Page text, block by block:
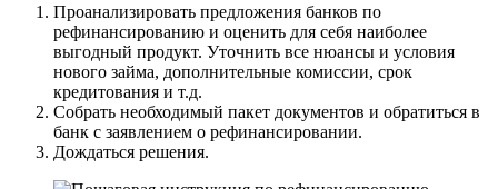
Проанализировать предложения банков по
рефинансированию и оценить для себя наиболее
выгодный продукт. Уточнить все нюансы и условия
нового займа, дополнительные комиссии, срок
кредитования и т.д.
Собрать необходимый пакет документов и обратиться в
банк с заявлением о рефинансировании.
Дождаться решения.